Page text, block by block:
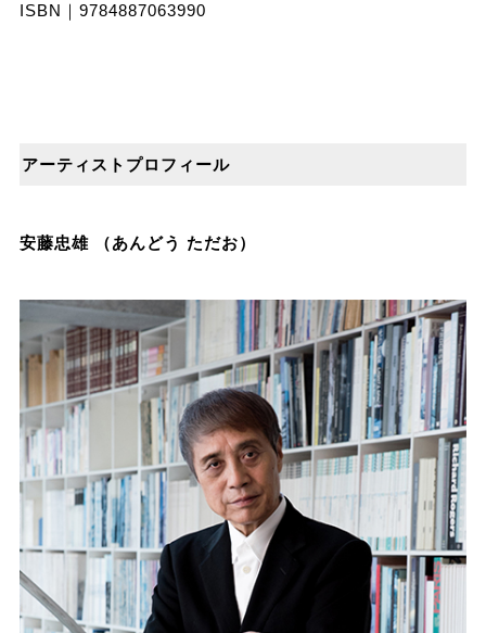
ISBN｜9784887063990
アーティストプロフィール
安藤忠雄 （あんどう ただお）